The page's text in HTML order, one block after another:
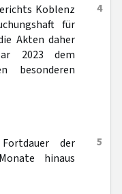
4
Koblenz
für
Akten daher
2023 dem
besonderen
5
der
hinaus